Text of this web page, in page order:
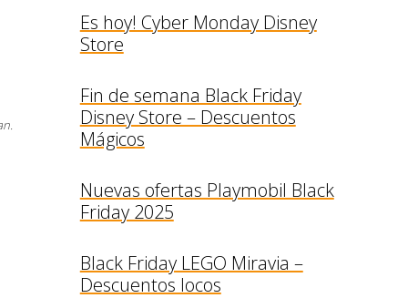
Es hoy! Cyber Monday Disney
Store
Fin de semana Black Friday
Disney Store – Descuentos
Mágicos
Nuevas ofertas Playmobil Black
Friday 2025
Black Friday LEGO Miravia –
Descuentos locos